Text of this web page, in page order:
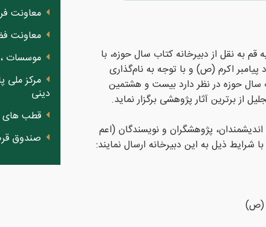
به نقل از دبیرخانه کتاب سال حوزه، با
اکرم (ص) و با توجه به نام‌گذاری
سال حوزه در نظر دارد بیست و هشتمین
برترین آثار پژوهشی برگزار نماید.
پژوهشگران و نویسندگان (اعم
شرایط ذیل به این دبیرخانه ارسال نمایند:
(ص)
معاونت
معاونت
موسسات
مرکز ملی
دینی
قطب های
صندوق